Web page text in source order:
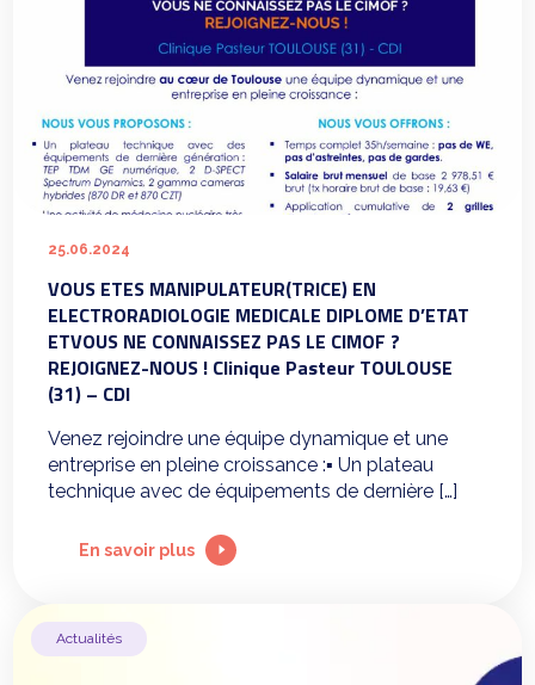
25.06.2024
VOUS ETES MANIPULATEUR(TRICE) EN
ELECTRORADIOLOGIE MEDICALE DIPLOME D’ETAT
ETVOUS NE CONNAISSEZ PAS LE CIMOF ?
REJOIGNEZ-NOUS ! Clinique Pasteur TOULOUSE
(31) – CDI
Venez rejoindre une équipe dynamique et une
entreprise en pleine croissance :▪ Un plateau
technique avec de équipements de dernière […]
En savoir plus
Actualités